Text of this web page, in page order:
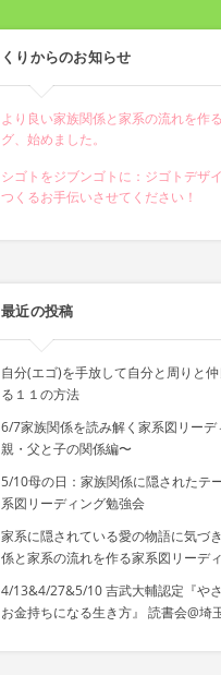
くりからのお知らせ
より良い家族関係と家系の流れを作
グ、始めました。
シゴトをジブンゴトに：ジゴトデザ
つくるお手伝いさせてください！
最近の投稿
自分(エゴ)を手放して自分と周りと
る１１の方法
6/7家族関係を読み解く家系図リーデ
親・父と子の関係編〜
5/10母の日：家族関係に隠されたテ
系図リーディング勉強会
家系に隠されている愛の物語に気づ
係と家系の流れを作る家系図リーデ
4/13&4/27&5/10 吉武大輔認定『や
お金持ちになる生き方』 読書会@埼